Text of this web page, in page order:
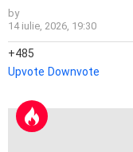
by
14 iulie, 2026, 19:30
485
Upvote Downvote